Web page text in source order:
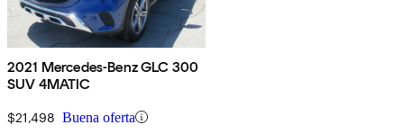
2021 Mercedes-Benz GLC 300
SUV 4MATIC
$21,498 Buena oferta